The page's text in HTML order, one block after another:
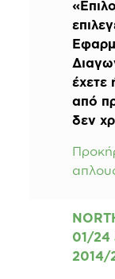
έχετε
από
δεν
01/24
2014/